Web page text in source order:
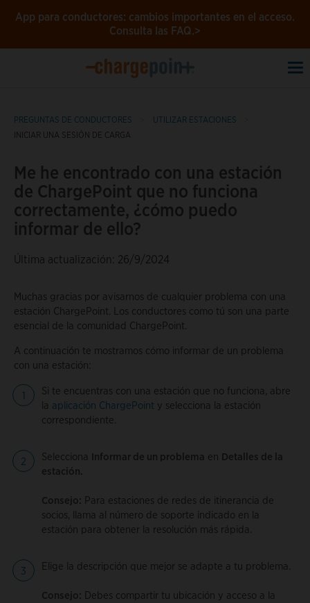
App para conductores: cambios importantes en el acceso.
Consulta las FAQ.>
PREGUNTAS DE CONDUCTORES
UTILIZAR ESTACIONES
INICIAR UNA SESIÓN DE CARGA
Me he encontrado con una estación
de ChargePoint que no funciona
correctamente, ¿cómo puedo
informar de ello?
Última actualización: 26/9/2024
Muchas gracias por avisarnos de cualquier problema con una
estación ChargePoint. Los conductores como tú son una parte
esencial de la comunidad ChargePoint.
A continuación te mostramos cómo informar de un problema
con una estación:
Si te encuentras con una estación que no funciona, abre
la aplicación ChargePoint y selecciona la estación
correspondiente.
Selecciona Informar de un problema en Detalles de la
estación.
Consejo: Para estaciones de redes de itinerancia de
socios, llama al número de soporte indicado en la
estación para obtener la resolución más rápida.
Elige la descripción que mejor se adapte a tu problema.
Consejo: Debes compartir tu ubicación y acceso a la